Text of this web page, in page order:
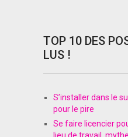
TOP 10 DES
LUS !
S’installer dans le
pour le pire
Se faire licencier